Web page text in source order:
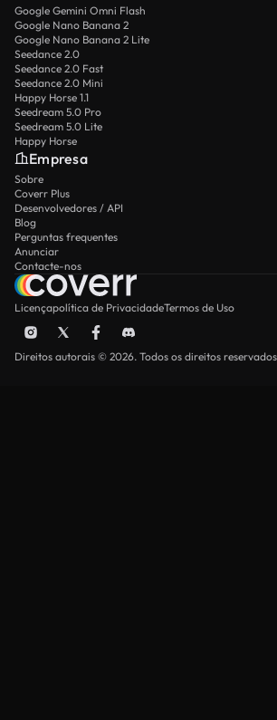
Google Gemini Omni Flash
Google Nano Banana 2
Google Nano Banana 2 Lite
Seedance 2.0
Seedance 2.0 Fast
Seedance 2.0 Mini
Happy Horse 1.1
Seedream 5.0 Pro
Seedream 5.0 Lite
Happy Horse
Empresa
Sobre
Coverr Plus
Desenvolvedores / API
Blog
Perguntas frequentes
Anunciar
Contacte-nos
Licençapolítica de PrivacidadeTermos de Uso
Direitos autorais © 2026. Todos os direitos